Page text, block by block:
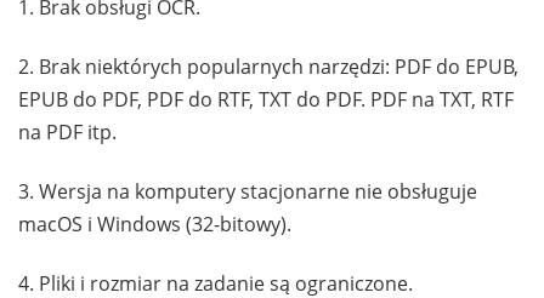
1. Brak obsługi OCR.
2. Brak niektórych popularnych narzędzi: PDF do EPUB,
EPUB do PDF, PDF do RTF, TXT do PDF. PDF na TXT, RTF
na PDF itp.
3. Wersja na komputery stacjonarne nie obsługuje
macOS i Windows (32-bitowy).
4. Pliki i rozmiar na zadanie są ograniczone.